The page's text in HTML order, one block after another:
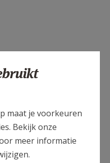
legt C.S. Lewis uit wat
Een klassieker!
maat je voorkeuren
Bekijk onze
meer informatie